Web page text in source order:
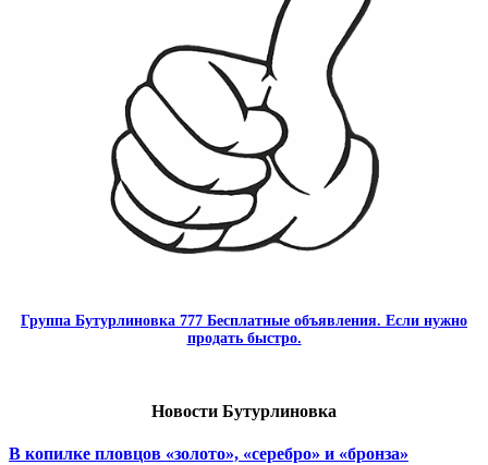
Группа Бутурлиновка 777 Бесплатные объявления. Если нужно
продать быстро.
Новости Бутурлиновка
В копилке пловцов «золото», «серебро» и «бронза»